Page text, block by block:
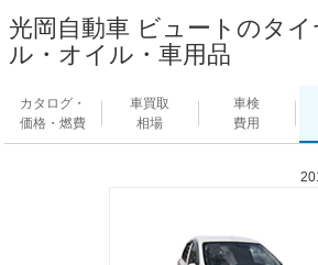
光岡自動車 ビュートのタ
ル・オイル・車用品
カタログ・
価格・燃費
車買取
相場
車検
費用